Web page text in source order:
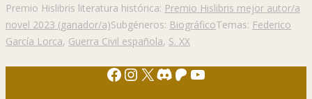
Premio Hislibris literatura histórica: Premio Hislibris mejor autor/a
novel 2023 (ganador/a)Subgéneros: BiográficoTemas: Federico
García Lorca, Guerra Civil española, S. XX
Facebook
Instagram
X Discord
Patreon
YouTube